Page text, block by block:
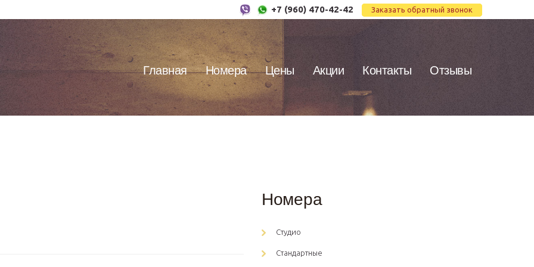
Заказать обратный звонок
+7 (960) 470-42-42
Главная Номера Цены Акции Контакты Отзывы
Номера
Студио
Стандартные